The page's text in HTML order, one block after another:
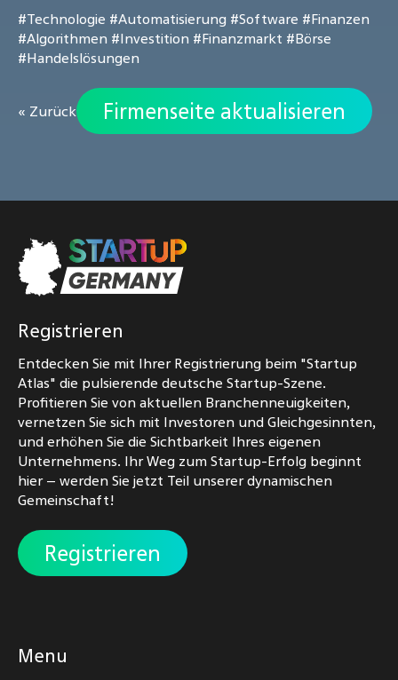
#Technologie #Automatisierung #Software #Finanzen
#Algorithmen #Investition #Finanzmarkt #Börse
#Handelslösungen
« Zurück Firmenseite aktualisieren
Registrieren
Entdecken Sie mit Ihrer Registrierung beim "Startup
Atlas" die pulsierende deutsche Startup-Szene.
Profitieren Sie von aktuellen Branchenneuigkeiten,
vernetzen Sie sich mit Investoren und Gleichgesinnten,
und erhöhen Sie die Sichtbarkeit Ihres eigenen
Unternehmens. Ihr Weg zum Startup-Erfolg beginnt
hier – werden Sie jetzt Teil unserer dynamischen
Gemeinschaft!
Registrieren
Menu